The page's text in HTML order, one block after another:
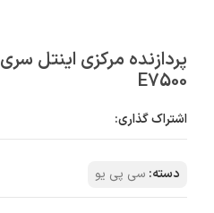
E7500
اشتراک گذاری:
دسته: سی پی یو